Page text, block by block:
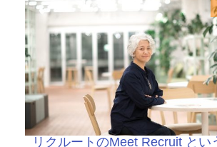
リクルートのMeet Recruit とい